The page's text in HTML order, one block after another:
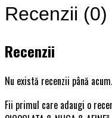
Recenzii (0)
Recenzii
Nu există recenzii până acum.
Fii primul care adaugi o